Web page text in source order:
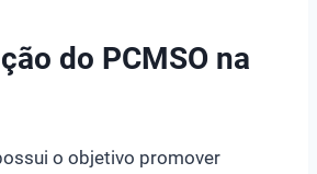
do PCMSO na
o objetivo promover